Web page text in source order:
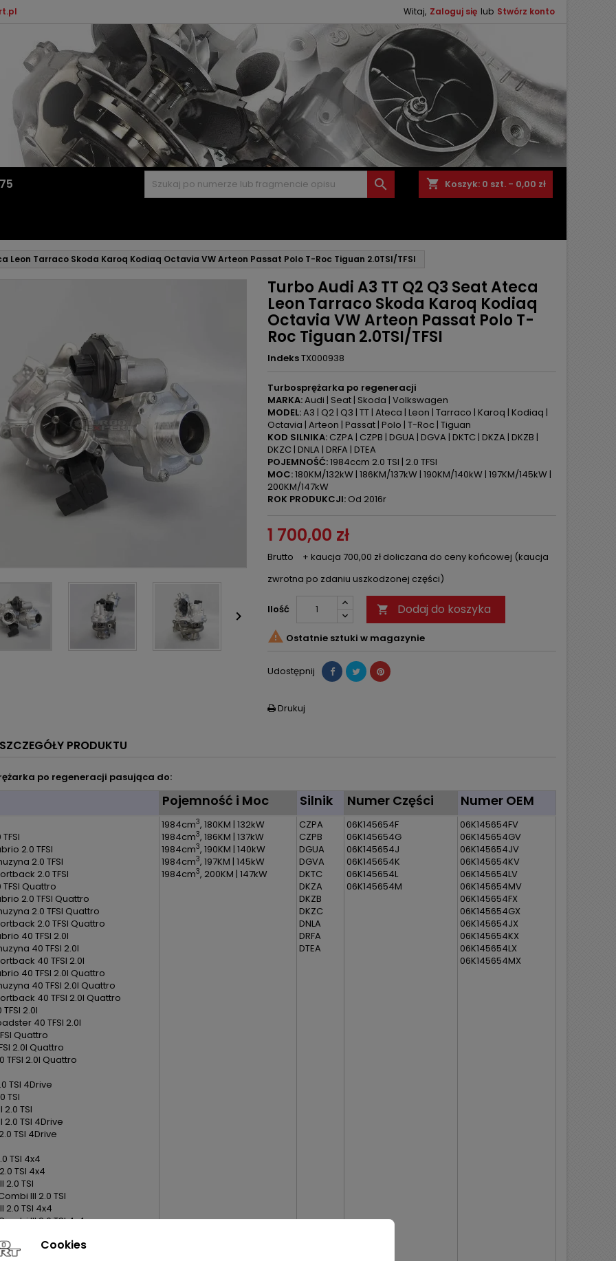
Witaj, Zaloguj się lub Stwórz konto
shopping_cart Koszyk: 0 szt. - 0,00 zł

Leon Tarraco Skoda Karoq Kodiaq Octavia VW Arteon Passat Polo T-Roc Tiguan 2.0TSI/TFSI

Turbo Audi A3 TT Q2 Q3 Seat Ateca
Leon Tarraco Skoda Karoq Kodiaq
Octavia VW Arteon Passat Polo T-
Roc Tiguan 2.0TSI/TFSI
IndeksTX000938
Turbosprężarka po regeneracji
MARKA:Audi | Seat | Skoda | Volkswagen
MODEL:A3 | Q2 | Q3 | TT | Ateca | Leon | Tarraco | Karoq | Kodiaq |
Octavia | Arteon | Passat | Polo | T-Roc | Tiguan
KOD SILNIKA: CZPA | CZPB | DGUA | DGVA | DKTC | DKZA | DKZB |
DKZC | DNLA | DRFA | DTEA
POJEMNOŚĆ:1984ccm 2.0 TSI | 2.0 TFSI
MOC:180KM/132kW | 186KM/137kW | 190KM/140kW | 197KM/145kW |
200KM/147kW
ROK PRODUKCJI: Od 2016r
1 700,00 zł
Brutto
+ kaucja 700,00 zł doliczana do ceny końcowej (kaucja
zwrotna po zdaniu uszkodzonej części)
Ilość  Dodaj do koszyka
 Ostatnie sztuki w magazynie
Udostępnij
 Drukuj
SZCZEGÓŁY PRODUKTU
po regeneracji pasująca do:
Pojemność i Moc Silnik Numer Części Numer OEM
2.0 TFSI
2.0 TFSI
2.0 TFSI
TFSI Quattro
2.0 TFSI Quattro
2.0 TFSI Quattro
2.0 TFSI Quattro
40 TFSI 2.0l
40 TFSI 2.0l
40 TFSI 2.0l
40 TFSI 2.0l Quattro
40 TFSI 2.0l Quattro
40 TFSI 2.0l Quattro
TFSI 2.0l
40 TFSI 2.0l
Quattro
2.0l Quattro
TFSI 2.0l Quattro
TSI 4Drive
TSI
2.0 TSI
2.0 TSI 4Drive
TSI 4Drive
TSI 4x4
TSI 4x4
2.0 TSI
III 2.0 TSI
2.0 TSI 4x4
III 2.0 TSI 4x4
:
TSI
TSI
1984cm3, 180KM | 132kW
1984cm3, 186KM | 137kW
1984cm3, 190KM | 140kW
1984cm3, 197KM | 145kW
1984cm3, 200KM | 147kW
CZPA
CZPB
DGUA
DGVA
DKTC
DKZA
DKZB
DKZC
DNLA
DRFA
DTEA
06K145654F
06K145654G
06K145654J
06K145654K
06K145654L
06K145654M
06K145654FV
06K145654GV
06K145654JV
06K145654KV
06K145654LV
06K145654MV
06K145654FX
06K145654GX
06K145654JX
06K145654KX
06K145654LX
06K145654MX
Cookies